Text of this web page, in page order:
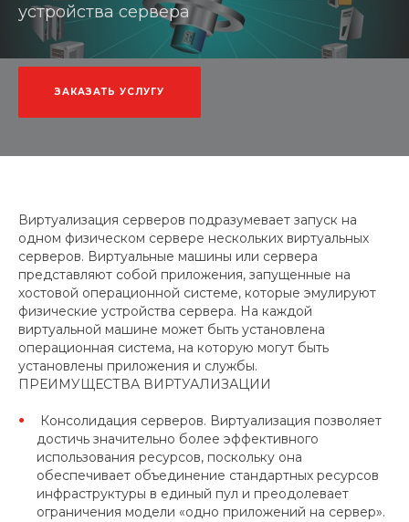
устройства сервера
ЗАКАЗАТЬ УСЛУГУ
Виртуализация серверов подразумевает запуск на
одном физическом сервере нескольких виртуальных
серверов. Виртуальные машины или сервера
представляют собой приложения, запущенные на
хостовой операционной системе, которые эмулируют
физические устройства сервера. На каждой
виртуальной машине может быть установлена
операционная система, на которую могут быть
установлены приложения и службы.
ПРЕИМУЩЕСТВА ВИРТУАЛИЗАЦИИ
Консолидация серверов. Виртуализация позволяет
достичь значительно более эффективного
использования ресурсов, поскольку она
обеспечивает объединение стандартных ресурсов
инфраструктуры в единый пул и преодолевает
ограничения модели «одно приложений на сервер».